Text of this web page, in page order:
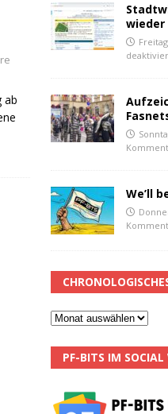
ab
wieder
We’ll
PF-BITS IM SOCIAL